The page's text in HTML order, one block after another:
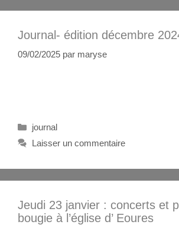
Journal- édition décembre
09/02/2025 par maryse
journal
Laisser un commentaire
Jeudi 23 janvier : concerts et
bougie à l’église d’ Eoures